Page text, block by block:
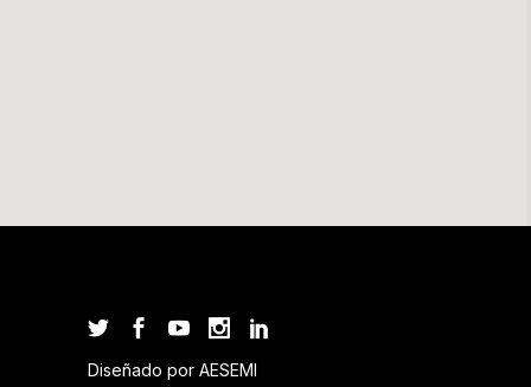
Diseñado por AESEMI